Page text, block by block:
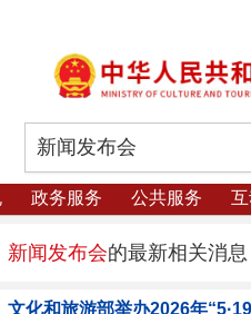
政务服务 公共服务
新闻发布会的最新相关消息
文化和旅游部举办2026年